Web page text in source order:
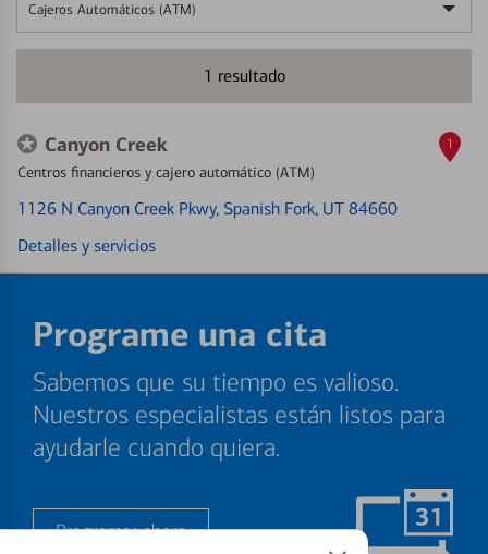
Cajeros Automáticos (ATM)
1 resultado
Canyon Creek
Centros financieros y cajero automático (ATM)
1126 N Canyon Creek Pkwy, Spanish Fork, UT 84660
Detalles y servicios
1
Programe una cita
Sabemos que su tiempo es valioso.
Nuestros especialistas están listos para
ayudarle cuando quiera.
Programar ahora